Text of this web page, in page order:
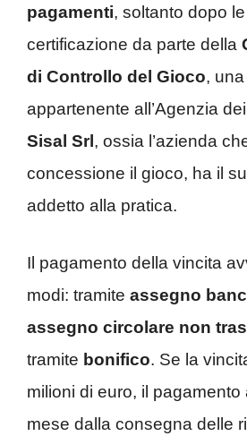
pagamenti, soltanto dopo
certificazione da parte della
di Controllo del Gioco,
appartenente all’Agenzia
Sisal Srl, ossia l’azienda
concessione il gioco, ha il
addetto alla pratica.
Il pagamento della vincita
modi: tramite assegno
assegno circolare non
tramite bonifico. Se la
milioni di euro, il
mese dalla consegna delle